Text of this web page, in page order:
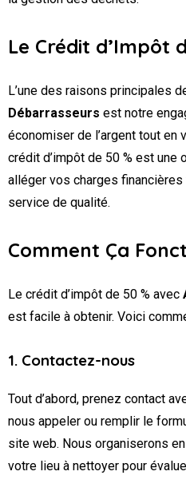
Le Crédit d’Impôt
L’une des raisons principales
Débarrasseurs est notre
économiser de l’argent tout en
crédit d’impôt de 50 % est
alléger vos charges
service de qualité.
Comment Ça
Le crédit d’impôt de 50 % avec
est facile à obtenir. Voici
1. Contactez-nous
Tout d’abord, prenez contact
nous appeler ou remplir le
site web. Nous organiserons
votre lieu à nettoyer pour